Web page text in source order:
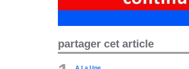
partager cet article